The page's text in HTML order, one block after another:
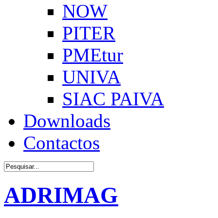
NOW
PITER
PMEtur
UNIVA
SIAC PAIVA
Downloads
Contactos
ADRIMAG